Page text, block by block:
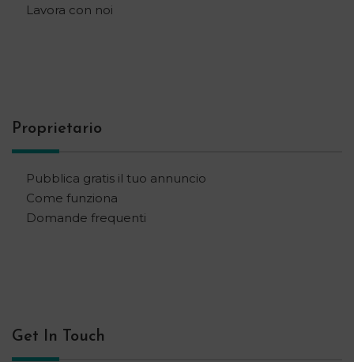
Lavora con noi
Proprietario
Pubblica gratis il tuo annuncio
Come funziona
Domande frequenti
Get In Touch